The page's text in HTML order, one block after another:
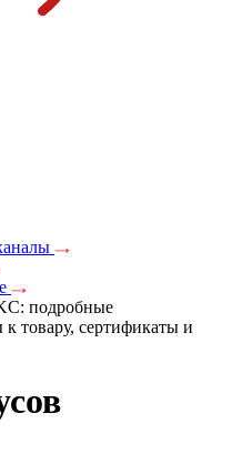
подробные
к товару, сертификаты и